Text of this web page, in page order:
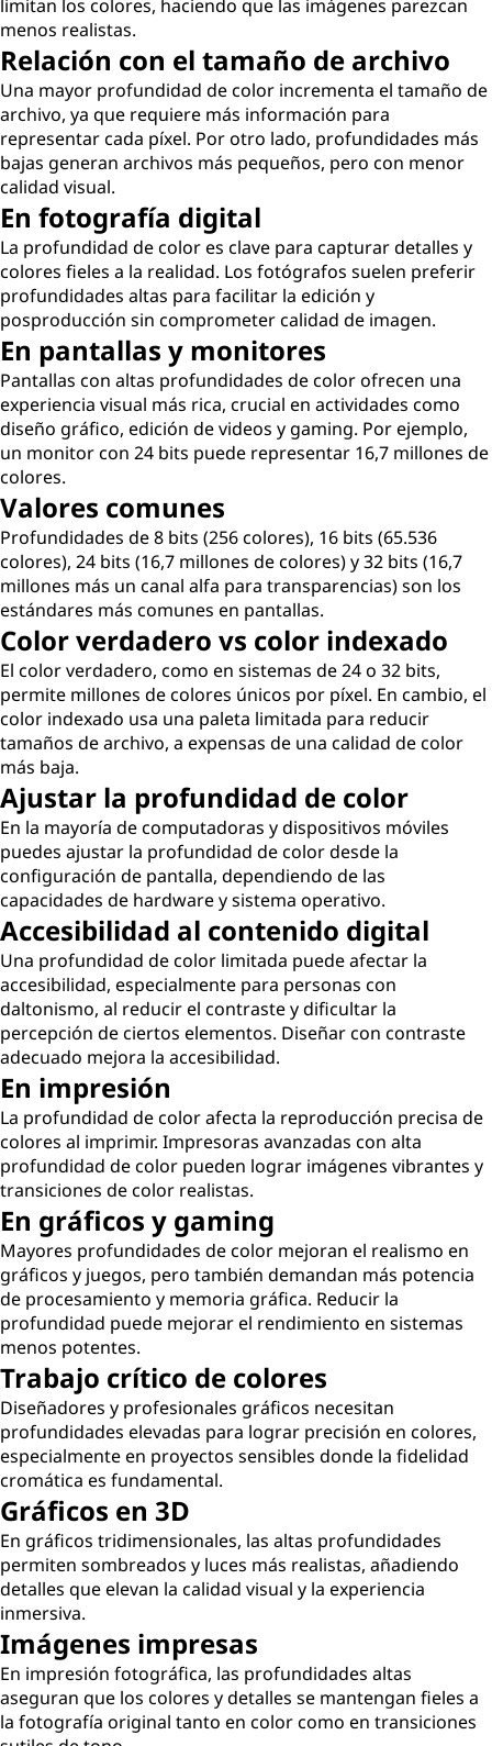
limitan los colores, haciendo que las imágenes parezcan
menos realistas.
Relación con el tamaño de archivo
Una mayor profundidad de color incrementa el tamaño de
archivo, ya que requiere más información para
representar cada píxel. Por otro lado, profundidades más
bajas generan archivos más pequeños, pero con menor
calidad visual.
En fotografía digital
La profundidad de color es clave para capturar detalles y
colores fieles a la realidad. Los fotógrafos suelen preferir
profundidades altas para facilitar la edición y
posproducción sin comprometer calidad de imagen.
En pantallas y monitores
Pantallas con altas profundidades de color ofrecen una
experiencia visual más rica, crucial en actividades como
diseño gráfico, edición de videos y gaming. Por ejemplo,
un monitor con 24 bits puede representar 16,7 millones de
colores.
Valores comunes
Profundidades de 8 bits (256 colores), 16 bits (65.536
colores), 24 bits (16,7 millones de colores) y 32 bits (16,7
millones más un canal alfa para transparencias) son los
estándares más comunes en pantallas.
Color verdadero vs color indexado
El color verdadero, como en sistemas de 24 o 32 bits,
permite millones de colores únicos por píxel. En cambio, el
color indexado usa una paleta limitada para reducir
tamaños de archivo, a expensas de una calidad de color
más baja.
Ajustar la profundidad de color
En la mayoría de computadoras y dispositivos móviles
puedes ajustar la profundidad de color desde la
configuración de pantalla, dependiendo de las
capacidades de hardware y sistema operativo.
Accesibilidad al contenido digital
Una profundidad de color limitada puede afectar la
accesibilidad, especialmente para personas con
daltonismo, al reducir el contraste y dificultar la
percepción de ciertos elementos. Diseñar con contraste
adecuado mejora la accesibilidad.
En impresión
La profundidad de color afecta la reproducción precisa de
colores al imprimir. Impresoras avanzadas con alta
profundidad de color pueden lograr imágenes vibrantes y
transiciones de color realistas.
En gráficos y gaming
Mayores profundidades de color mejoran el realismo en
gráficos y juegos, pero también demandan más potencia
de procesamiento y memoria gráfica. Reducir la
profundidad puede mejorar el rendimiento en sistemas
menos potentes.
Trabajo crítico de colores
Diseñadores y profesionales gráficos necesitan
profundidades elevadas para lograr precisión en colores,
especialmente en proyectos sensibles donde la fidelidad
cromática es fundamental.
Gráficos en 3D
En gráficos tridimensionales, las altas profundidades
permiten sombreados y luces más realistas, añadiendo
detalles que elevan la calidad visual y la experiencia
inmersiva.
Imágenes impresas
En impresión fotográfica, las profundidades altas
aseguran que los colores y detalles se mantengan fieles a
la fotografía original tanto en color como en transiciones